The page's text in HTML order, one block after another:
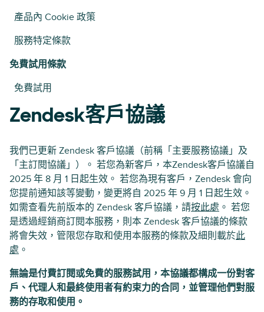
產品內 Cookie 政策
服務特定條款
免費試用條款
免費試用
Zendesk客戶協議
我們已更新 Zendesk 客戶協議（前稱「主要服務協議」及
「主訂閱協議」）。 若您為新客戶，本Zendesk客戶協議自
2025 年 8 月 1 日起生效。 若您為現有客戶，Zendesk 會向
您提前通知該等變動，變更將自 2025 年 9 月 1 日起生效。
如需查看先前版本的 Zendesk 客戶協議，請按此處 。 若您
是透過經銷商訂閱本服務，則本 Zendesk 客戶協議的條款
將會失效，管限您存取和使用本服務的條款及細則載於此
處 。
無論是付費訂閱或免費的服務試用，本協議都構成一份對客
戶、代理人和最終使用者有約束力的合同，並管理他們對服
務的存取和使用。